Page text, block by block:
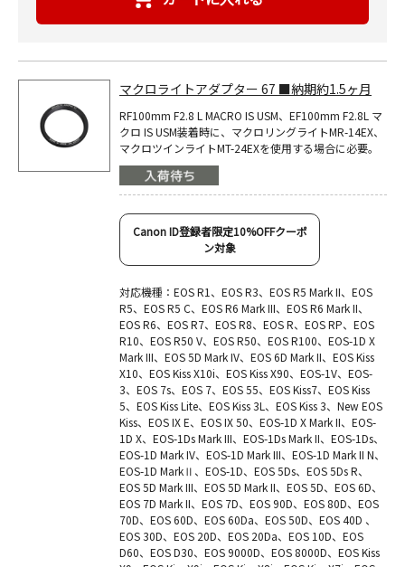
マクロライトアダプター 67 ■納期約1.5ヶ月
RF100mm F2.8 L MACRO IS USM、EF100mm F2.8L マ
クロ IS USM装着時に、マクロリングライトMR-14EX、
マクロツインライトMT-24EXを使用する場合に必要。
Canon ID登録者限定10%OFFクーポ
ン対象
対応機種：EOS R1、EOS R3、EOS R5 Mark II、EOS
R5、EOS R5 C、EOS R6 Mark III、EOS R6 Mark II、
EOS R6、EOS R7、EOS R8、EOS R、EOS RP、EOS
R10、EOS R50 V、EOS R50、EOS R100、EOS-1D X
Mark III、EOS 5D Mark IV、EOS 6D Mark II、EOS Kiss
X10、EOS Kiss X10i、EOS Kiss X90、EOS-1V、EOS-
3、EOS 7s、EOS 7、EOS 55、EOS Kiss7、EOS Kiss
5、EOS Kiss Lite、EOS Kiss 3L、EOS Kiss 3、New EOS
Kiss、EOS IX E、EOS IX 50、EOS-1D X Mark II、EOS-
1D X、EOS-1Ds Mark III、EOS-1Ds Mark II、EOS-1Ds、
EOS-1D Mark IV、EOS-1D Mark III、EOS-1D Mark II N、
EOS-1D MarkⅡ、EOS-1D、EOS 5Ds、EOS 5Ds R、
EOS 5D Mark III、EOS 5D Mark II、EOS 5D、EOS 6D、
EOS 7D Mark II、EOS 7D、EOS 90D、EOS 80D、EOS
70D、EOS 60D、EOS 60Da、EOS 50D、EOS 40D 、
EOS 30D、EOS 20D、EOS 20Da、EOS 10D、EOS
D60、EOS D30、EOS 9000D、EOS 8000D、EOS Kiss